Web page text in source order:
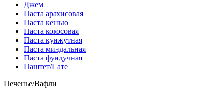
Джем
Паста арахисовая
Паста кешью
Паста кокосовая
Паста кунжутная
Паста миндальная
Паста фундучная
Паштет/Пате
Печенье/Вафли